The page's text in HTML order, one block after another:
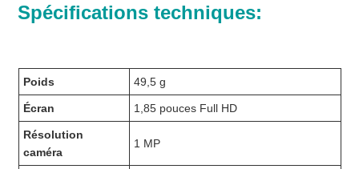
Spécifications techniques:
Poids 49,5 g
Écran 1,85 pouces Full HD
Résolution
caméra
1 MP